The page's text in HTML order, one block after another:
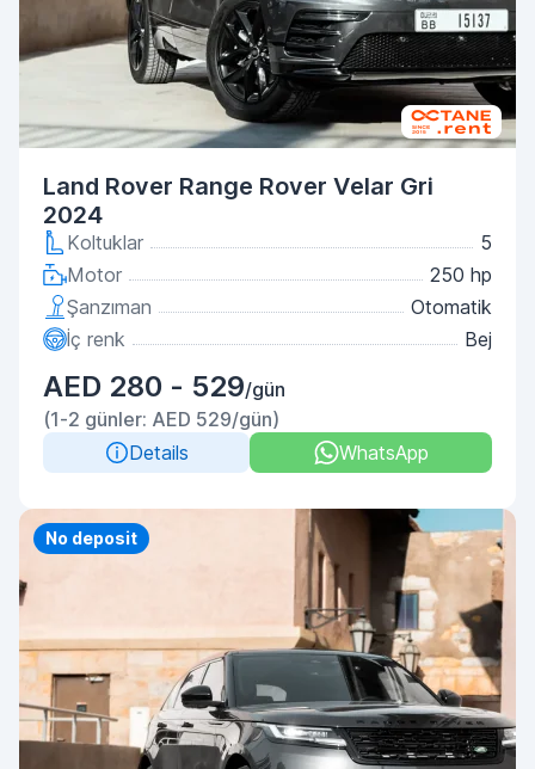
Land Rover Range Rover Velar Gri
2024
Koltuklar
5
Motor
250 hp
Şanzıman
Otomatik
İç renk
Bej
AED 280 - 529/gün
(1-2 günler: AED 529/gün)
Details
WhatsApp
Priority
No deposit